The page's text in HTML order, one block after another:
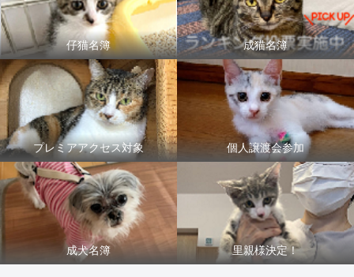
仔猫名簿 成猫名簿
プレミアアクセス対象 個人譲渡会参加
成犬名簿 里親様決定！